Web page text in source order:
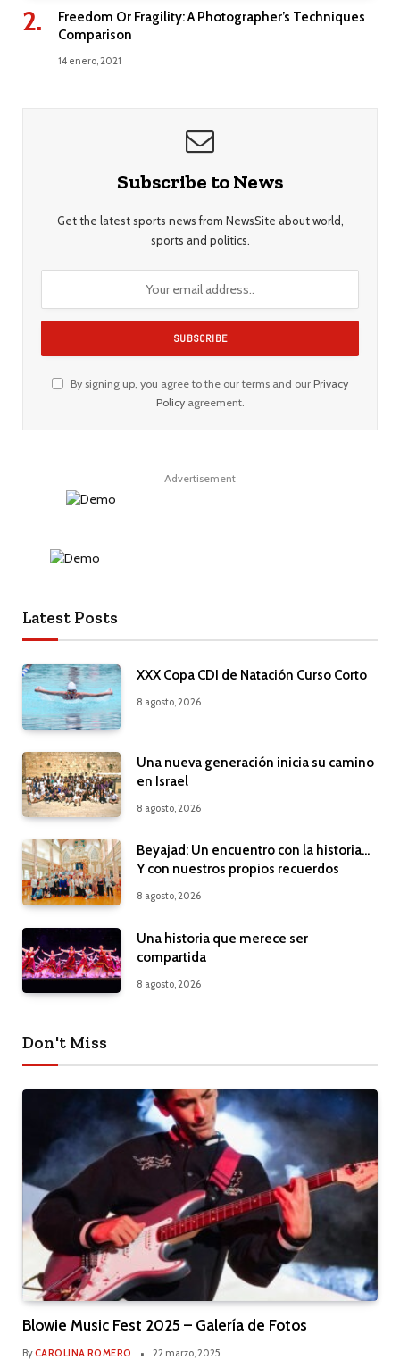
Freedom Or Fragility: A Photographer’s Techniques
Comparison
14 enero, 2021
Subscribe to News
Get the latest sports news from NewsSite about world,
sports and politics.
By signing up, you agree to the our terms and our Privacy
Policyagreement.
Advertisement
Latest Posts
XXX Copa CDI de Natación Curso Corto
8 agosto, 2026
Una nueva generación inicia su camino
en Israel
8 agosto, 2026
Beyajad: Un encuentro con la historia…
Y con nuestros propios recuerdos
8 agosto, 2026
Una historia que merece ser
compartida
8 agosto, 2026
Don't Miss
Blowie Music Fest 2025 – Galería de Fotos
ByCAROLINA ROMERO 22 marzo, 2025